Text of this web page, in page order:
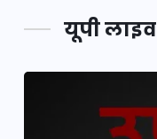
यूपी लाइव